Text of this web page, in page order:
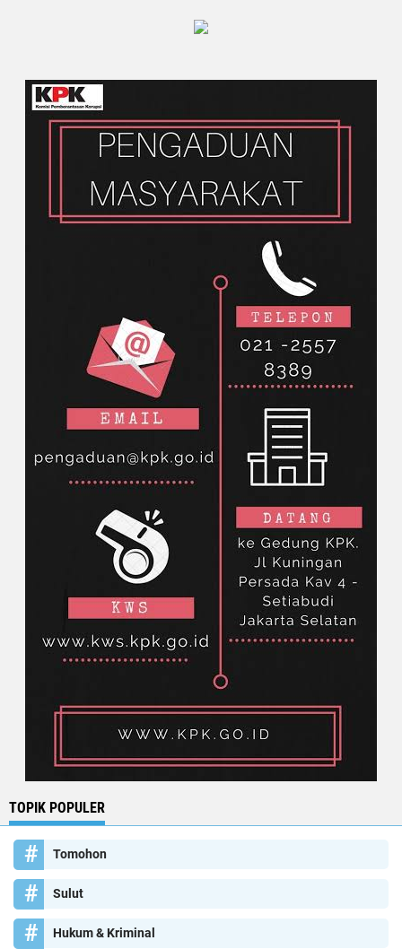
TOPIK POPULER
Tomohon
Sulut
Hukum & Kriminal